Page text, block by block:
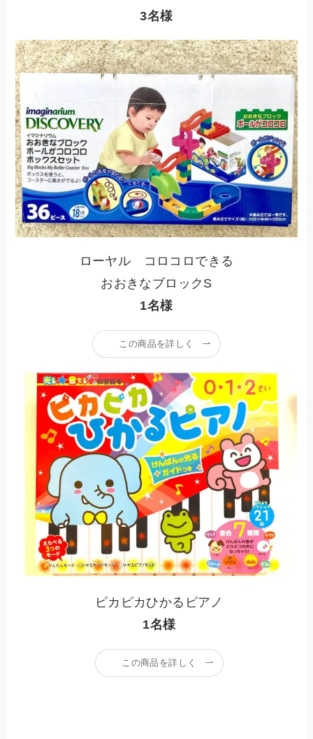
3名様
ローヤル コロコロできる
おおきなブロックS
1名様
この商品を詳しく
ピカピカひかるピアノ
1名様
この商品を詳しく